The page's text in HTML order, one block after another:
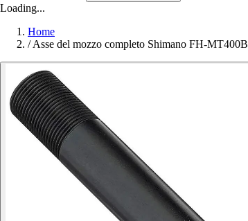
Loading...
Home
/ Asse del mozzo completo Shimano FH-MT400B